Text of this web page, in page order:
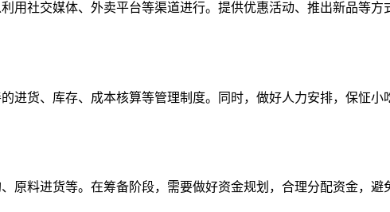
用社交媒体、外卖平台等渠道进行。提供优惠活动、推出新品等
进货、库存、成本核算等管理制度。同时，做好人力安排，保怔
原料进货等。在筹备阶段，需要做好资金规划，合理分配资金，避